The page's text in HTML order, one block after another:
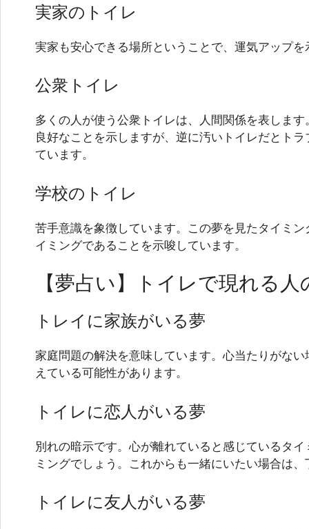
実家のトイレ
実家も安心できる場所ということで、運気アップを
公衆トイレ
多くの人が使う公衆トイレは、人間関係を表しま
良好なことを示しますが、逆に汚いトイレだとト
ています。
学校のトイレ
苦手意識を象徴しています。この夢を見たタイミ
イミングであることを示唆しています。
【夢占い】トイレで現れる人
トレイに家族がいる夢
家庭問題の解決を意味しています。心当たりがな
えている可能性があります。
トイレに恋人がいる夢
別れの暗示です。心が離れていると感じているタ
ミングでしょう。これからも一緒にいたい場合は
トイレに友人がいる夢